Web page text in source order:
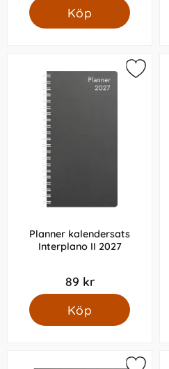
Köp
Planner kalendersats
Interplano II 2027
89 kr
Köp